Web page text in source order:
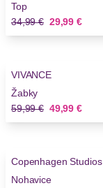
Top
Stará cena
34,99 € Nová cena
29,99 €
VIVANCE
Žabky
Stará cena
59,99 € Nová cena
49,99 €
Copenhagen Studios
Nohavice